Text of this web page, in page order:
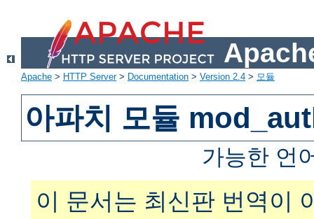
Apache > HTTP Server> Documentation > Version 2.4 > 모듈
아파치 모듈
가능한 언
이 문서는 최신판 번역이